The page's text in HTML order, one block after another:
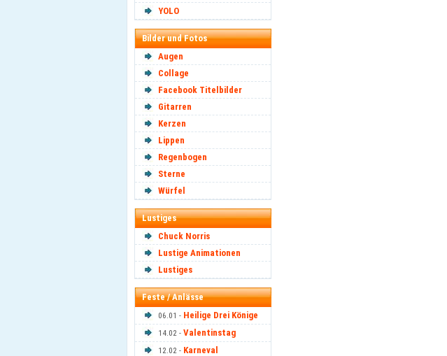
YOLO
Bilder und Fotos
Augen
Collage
Facebook Titelbilder
Gitarren
Kerzen
Lippen
Regenbogen
Sterne
Würfel
Lustiges
Chuck Norris
Lustige Animationen
Lustiges
Feste / Anlässe
06.01 - Heilige Drei Könige
14.02 - Valentinstag
12.02 - Karneval